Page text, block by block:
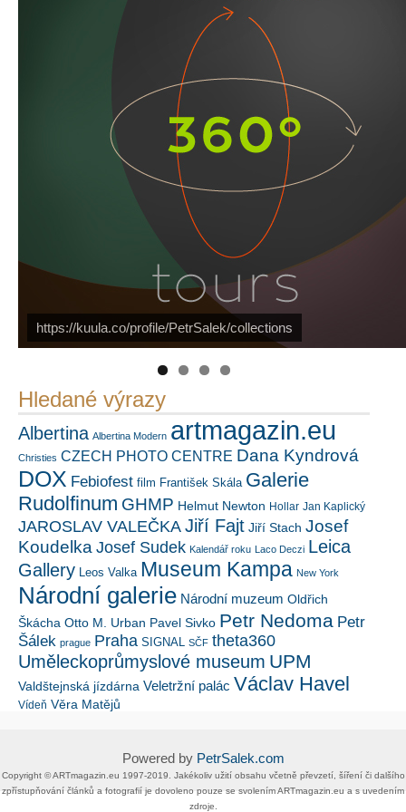
https://kuula.co/profile/PetrSalek/collections
Náš mediální partner FotoVideo.cz
PetrSalek.com
Hledané výrazy
Albertina Albertina Modern artmagazin.eu
Christies CZECH PHOTO CENTRE Dana Kyndrová
DOX Febiofest film František Skála Galerie
Rudolfinum GHMP Helmut Newton Hollar Jan Kaplický
JAROSLAV VALEČKA Jiří Fajt Jiří Stach Josef
Koudelka Josef Sudek Kalendář roku Laco Deczi Leica
Gallery Leos Valka Museum Kampa New York
Národní galerie Národní muzeum Oldřich
Škácha Otto M. Urban Pavel Sivko Petr Nedoma Petr
Šálek prague Praha SIGNAL SČF theta360
Uměleckoprůmyslové museum UPM
Valdštejnská jízdárna Veletržní palác Václav Havel
Vídeň Věra Matějů
Powered by PetrSalek.com
Copyright ©​ ​​ARTmagazin.eu ​1997-2019​.​ Jakékoliv užití obsahu včetně převzetí, šíření či dalšího
zpřístupňování článků a fotografií je dovoleno pouze se svolením ​ARTmagazin.eu​ ​a s uvedením
zdroje.